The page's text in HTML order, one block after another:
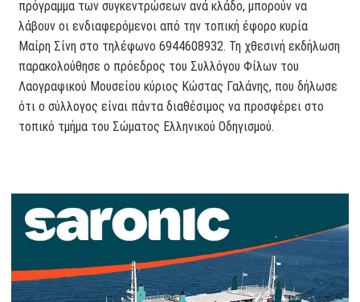
πρόγραμμα των συγκεντρώσεων ανά κλάδο, μπορούν να
λάβουν οι ενδιαφερόμενοι από την τοπική έφορο κυρία
Μαίρη Σίνη στο τηλέφωνο 6944608932. Τη χθεσινή εκδήλωση
παρακολούθησε ο πρόεδρος του Συλλόγου Φίλων του
Λαογραφικού Μουσείου κύριος Κώστας Γαλάνης, που δήλωσε
ότι ο σύλλογος είναι πάντα διαθέσιμος να προσφέρει στο
τοπικό τμήμα του Σώματος Ελληνικού Οδηγισμού.